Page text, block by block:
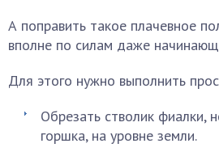
А поправить такое плачевное
вполне по силам даже
Для этого нужно выполнить
Обрезать стволик фиалки,
горшка, на уровне земли.